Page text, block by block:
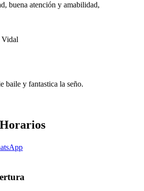
buena atención y amabilidad,
Vidal
baile y fantastica la seño.